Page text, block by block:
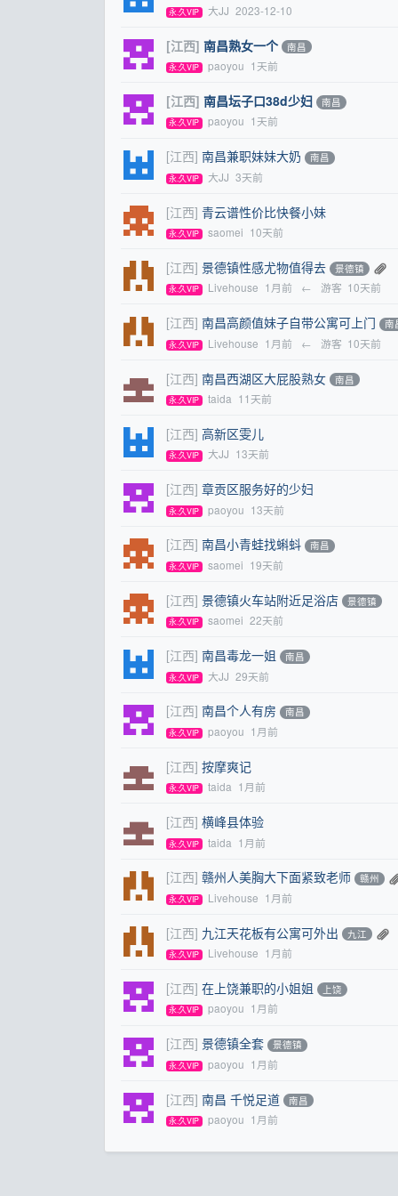
永.久VIP 大JJ 2023-12-10
[江西] 南昌熟女一个 南昌
永.久VIP paoyou 1天前
[江西] 南昌坛子口38d少妇 南昌
永.久VIP paoyou 1天前
[江西] 南昌兼职妹妹大奶 南昌
永.久VIP 大JJ 3天前
[江西] 青云谱性价比快餐小妹
永.久VIP saomei 10天前
[江西] 景德镇性感尤物值得去 景德镇
永.久VIP Livehouse 1月前 ← 游客 10天前
[江西] 南昌高颜值妹子自带公寓可上门 南
永.久VIP Livehouse 1月前 ← 游客 10天前
[江西] 南昌西湖区大屁股熟女 南昌
永.久VIP taida 11天前
[江西] 高新区雯儿
永.久VIP 大JJ 13天前
[江西] 章贡区服务好的少妇
永.久VIP paoyou 13天前
[江西] 南昌小青蛙找蝌蚪 南昌
永.久VIP saomei 19天前
[江西] 景德镇火车站附近足浴店 景德镇
永.久VIP saomei 22天前
[江西] 南昌毒龙一姐 南昌
永.久VIP 大JJ 29天前
[江西] 南昌个人有房 南昌
永.久VIP paoyou 1月前
[江西] 按摩爽记
永.久VIP taida 1月前
[江西] 横峰县体验
永.久VIP taida 1月前
[江西] 赣州人美胸大下面紧致老师 赣州
永.久VIP Livehouse 1月前
[江西] 九江天花板有公寓可外出 九江
永.久VIP Livehouse 1月前
[江西] 在上饶兼职的小姐姐 上饶
永.久VIP paoyou 1月前
[江西] 景德镇全套 景德镇
永.久VIP paoyou 1月前
[江西] 南昌 千悦足道 南昌
永.久VIP paoyou 1月前